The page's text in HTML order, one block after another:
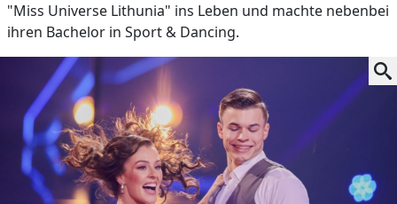
"Miss Universe Lithunia" ins Leben und machte nebenbei
ihren Bachelor in Sport & Dancing.